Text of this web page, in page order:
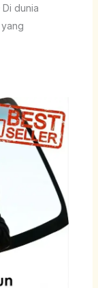
dunia